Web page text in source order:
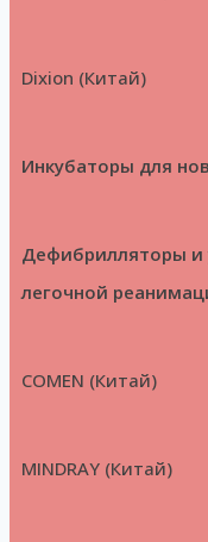
Dixion (Китай)
Инкубаторы для
Дефибрилляторы и
легочной
COMEN (Китай)
MINDRAY (Китай)